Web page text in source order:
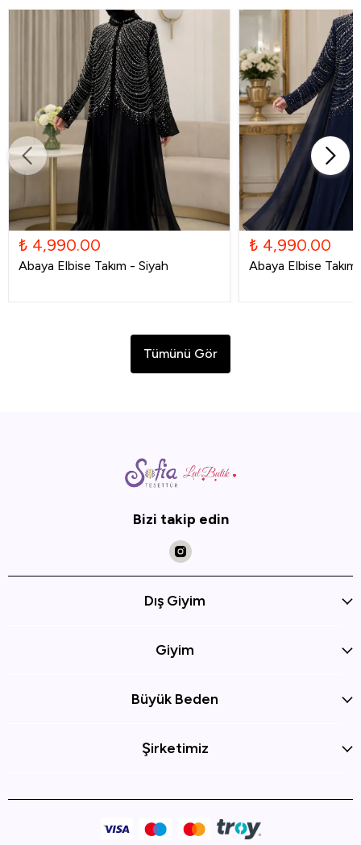
₺ 4,990.00
Abaya Elbise Takım - Siyah
₺ 4,990.00
Abaya Elbise
Tümünü Gör
Bizi takip edin
Dış Giyim
Giyim
Büyük Beden
Şirketimiz